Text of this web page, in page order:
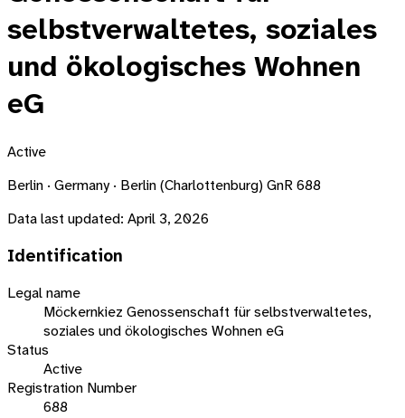
selbstverwaltetes, soziales
und ökologisches Wohnen
eG
Active
Berlin · Germany · Berlin (Charlottenburg) GnR 688
Data last updated: April 3, 2026
Identification
Legal name
Möckernkiez Genossenschaft für selbstverwaltetes,
soziales und ökologisches Wohnen eG
Status
Active
Registration Number
688